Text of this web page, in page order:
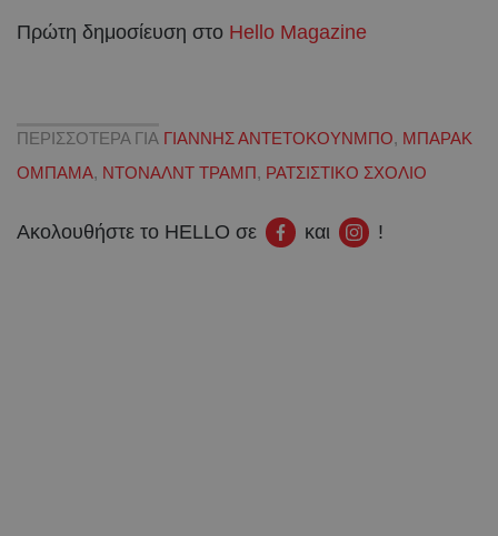
Πρώτη δημοσίευση στο Hello Magazine
ΠΕΡΙΣΣΟΤΕΡΑ ΓΙΑ ΓΙΑΝΝΗΣ ΑΝΤΕΤΟΚΟΥΝΜΠΟ, ΜΠΑΡΑΚ
ΟΜΠΑΜΑ, ΝΤΟΝΑΛΝΤ ΤΡΑΜΠ, ΡΑΤΣΙΣΤΙΚΟ ΣΧΟΛΙΟ
Ακολουθήστε το HELLO σε και !